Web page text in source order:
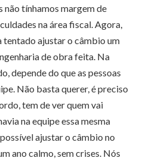
tínhamos margem de
na área fiscal. Agora,
tentado ajustar o câmbio um
de obra feita. Na
depende do que as pessoas
Não basta querer, é preciso
tem de ver quem vai
na equipe essa mesma
ajustar o câmbio no
ano calmo, sem crises. Nós